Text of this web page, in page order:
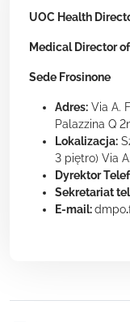
UOC Health
Medical Director
Sede Frosinone
Adres: Via A.
Palazzina Q
Lokalizacja:
3 piętro) Via
Dyrektor
Sekretariat
E-mail:dmpo.